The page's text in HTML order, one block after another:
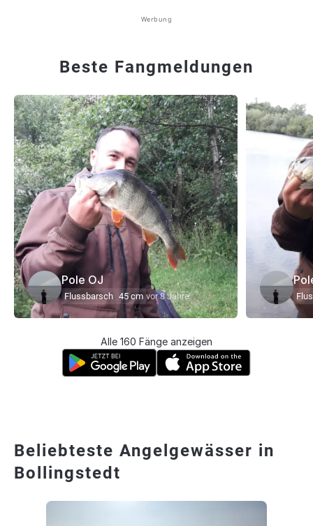
Werbung
Beste Fangmeldungen
Pole OJ
Flussbarsch 45 cm vor 8 Jahre
Alle 160 Fänge anzeigen
Beliebteste Angelgewässer in
Bollingstedt